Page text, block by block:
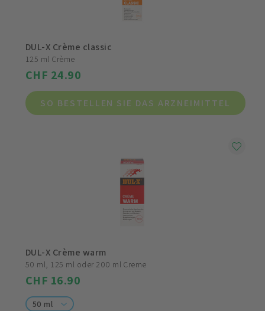
DUL-X Crème classic
125 ml Crème
CHF 24.90
SO BESTELLEN SIE DAS ARZNEIMITTEL
DUL-X Crème warm
50 ml, 125 ml oder 200 ml Creme
CHF 16.90
50 ml